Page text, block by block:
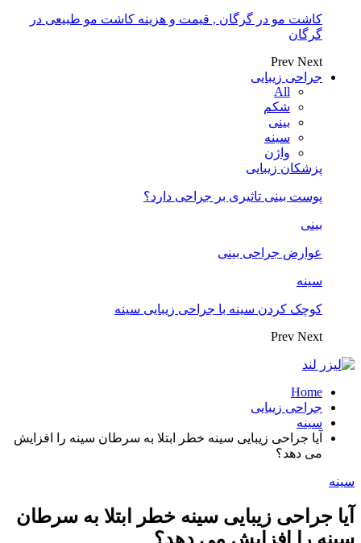
کاشت مو در گرگان , قیمت و هزینه کاشت مو طبیعی در
گرگان
Prev Next
جراحی زیبایی
All
شکم
بینی
سینه
واژن
پزشکان زیبایی
پوست بینی تاثیری بر جراحی دارد؟
بینی
عوارض جراحی بینی
سینه
کوچک کردن سینه با جراحی زیبایی سینه
Prev Next
Home
جراحی زیبایی
سینه
آیا جراحی زیبایی سینه خطر ابتلا به سرطان سینه را افزایش
می دهد؟
سینه
آیا جراحی زیبایی سینه خطر ابتلا به سرطان